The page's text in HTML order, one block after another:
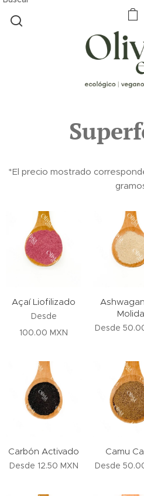
*El precio mostrado
Açaí Liofilizado
Desde
100.00 MXN
Molida
Desde
Carbón Activado
Desde 12.50 MXN
Camu
Desde